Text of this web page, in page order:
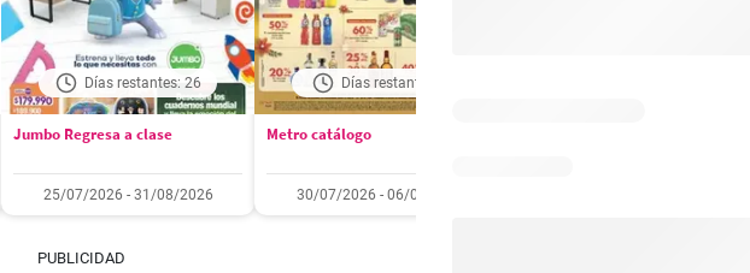
Días restantes: 26
Jumbo Regresa a clase
25/07/2026 - 31/08/2026
Días restantes: 1
Metro catálogo
30/07/2026 - 06/08/2026
PUBLICIDAD